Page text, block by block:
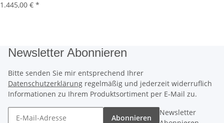
1.445,00 € *
Newsletter Abonnieren
Bitte senden Sie mir entsprechend Ihrer
Datenschutzerklärung regelmäßig und jederzeit widerruflich
Informationen zu Ihrem Produktsortiment per E-Mail zu.
Abonnieren
Newsletter